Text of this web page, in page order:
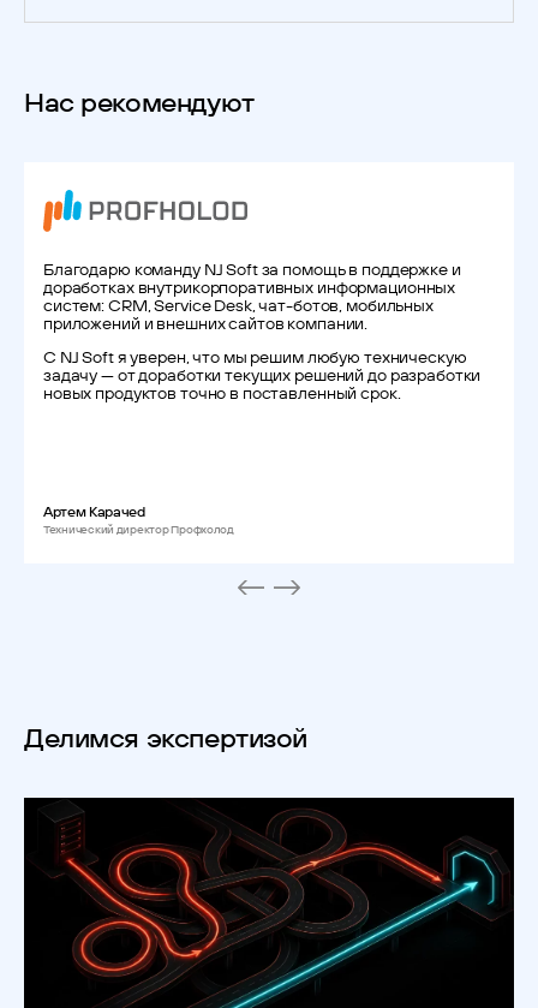
Нас рекомендуют
Благодарю команду NJ Soft за помощь в поддержке и
доработках внутрикорпоративных информационных
систем: CRM, Service Desk, чат-ботов, мобильных
приложений и внешних сайтов компании.
С NJ Soft я уверен, что мы решим любую техническую
задачу — от доработки текущих решений до разработки
новых продуктов точно в поставленный срок.
Артем Карачеd
Технический директор Профхолод
Делимся экспертизой